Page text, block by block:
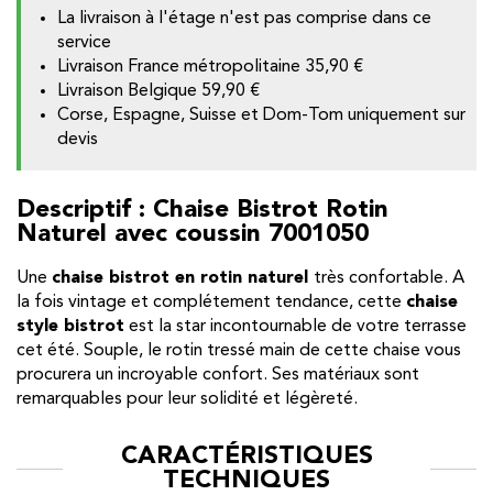
La livraison à l'étage n'est pas comprise dans ce
service
Livraison France métropolitaine 35,90 €
Livraison Belgique 59,90 €
Corse, Espagne, Suisse et Dom-Tom uniquement sur
devis
Descriptif : Chaise Bistrot Rotin
Naturel avec coussin 7001050
Une chaise bistrot en rotin naturel très confortable. A
la fois vintage et complétement tendance, cette chaise
style bistrot est la star incontournable de votre terrasse
cet été. Souple, le rotin tressé main de cette chaise vous
procurera un incroyable confort. Ses matériaux sont
remarquables pour leur solidité et légèreté.
CARACTÉRISTIQUES
TECHNIQUES